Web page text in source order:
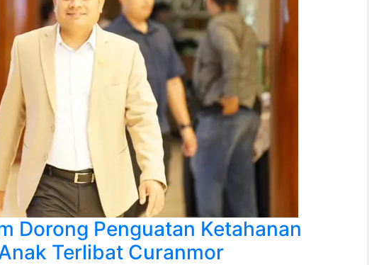
Dorong Penguatan Ketahanan
Terlibat Curanmor